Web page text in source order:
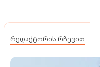
რედაქტორის რჩევით